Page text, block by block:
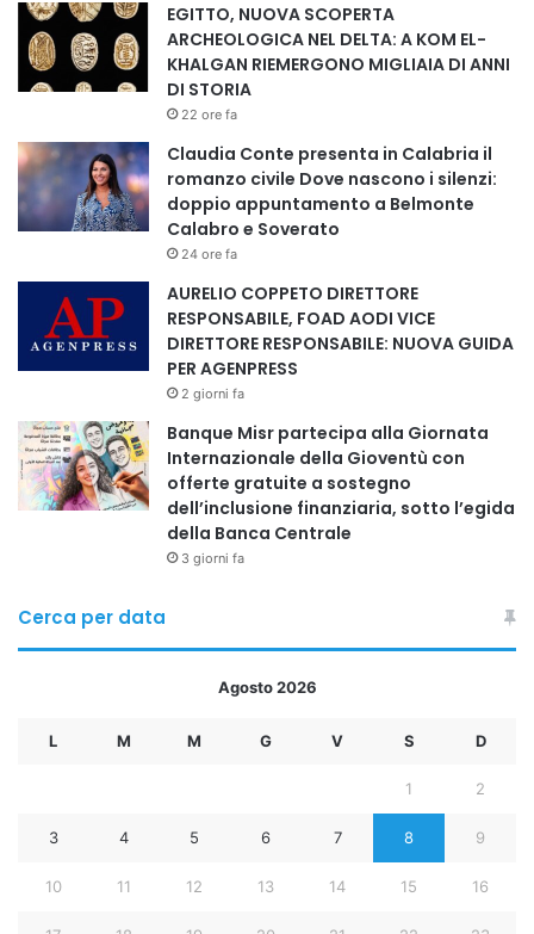
EGITTO, NUOVA SCOPERTA
ARCHEOLOGICA NEL DELTA: A KOM EL-
KHALGAN RIEMERGONO MIGLIAIA DI ANNI
DI STORIA
22 ore fa
Claudia Conte presenta in Calabria il
romanzo civile Dove nascono i silenzi:
doppio appuntamento a Belmonte
Calabro e Soverato
24 ore fa
AURELIO COPPETO DIRETTORE
RESPONSABILE, FOAD AODI VICE
DIRETTORE RESPONSABILE: NUOVA GUIDA
PER AGENPRESS
2 giorni fa
Banque Misr partecipa alla Giornata
Internazionale della Gioventù con
offerte gratuite a sostegno
dell’inclusione finanziaria, sotto l’egida
della Banca Centrale
3 giorni fa
Cerca per data
Agosto 2026
L M M G V S D
1 2
3 4 5 6 7 8 9
10 11 12 13 14 15 16